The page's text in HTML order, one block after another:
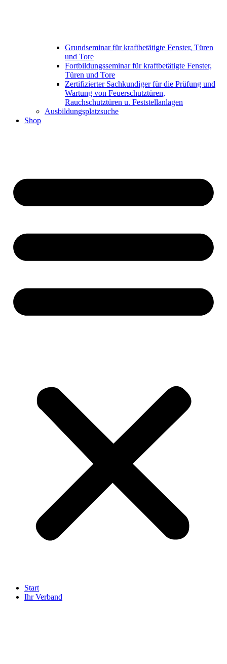
Grundseminar für kraftbetätigte Fenster, Türen
und Tore
Fortbildungsseminar für kraftbetätigte Fenster,
Türen und Tore
Zertifizierter Sachkundiger für die Prüfung und
Wartung von Feuerschutztüren,
Rauchschutztüren u. Feststellanlagen
Ausbildungsplatzsuche
Shop
Start
Ihr Verband